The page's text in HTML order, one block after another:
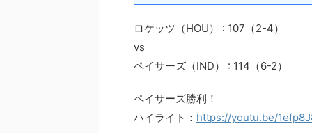
ロケッツ（HOU） : 107（2-4）
vs
ペイサーズ（IND） : 114（6-2）
ペイサーズ勝利！
ハイライト： https://youtu.be/